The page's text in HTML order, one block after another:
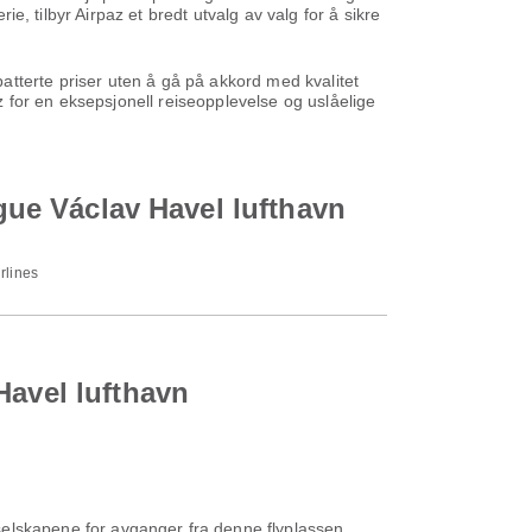
tilbyr Airpaz et bredt utvalg av valg for å sikre
priser uten å gå på akkord med kvalitet
en eksepsjonell reiseopplevelse og uslåelige
Václav Havel lufthavn
lufthavn